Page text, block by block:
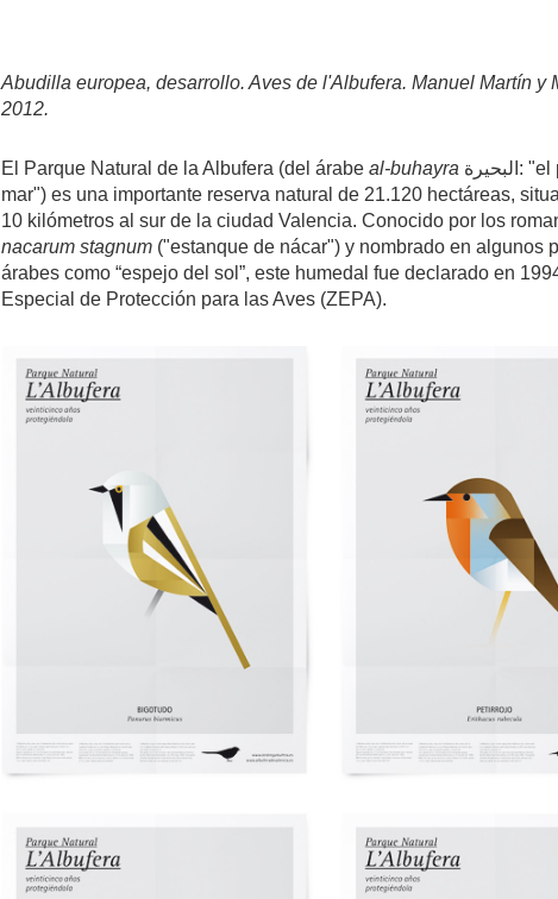
Abudilla europea, desarrollo. Aves de l'Albufera. Manuel Martín y
2012.
El Parque Natural de la Albufera (del árabeal-buhayra
mar") es una importante reserva natural de 21.120 hectáreas,
10 kilómetros al sur de la ciudad Valencia. Conocido por los
nacarum stagnum ("estanque de nácar") y nombrado en algunos
árabes como “espejo del sol”, este humedal fue declarado en
Especial de Protección para las Aves (ZEPA).